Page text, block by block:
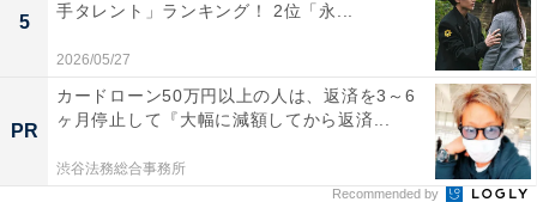
まさに地下の秘境です。
回答者からは「冬は洞内が安定した気温で、神秘的な氷
柱と静寂を楽しめるため」（20代女性／長崎県）、「異
世界な感じがある」（20代女性／兵庫県）、「日原鍾乳
洞に冬行きたい理由は、年間を通じて約11℃に保たれる
5
手タレント」ランキング！ 2位「永...
2026/05/27
PR
カードローン50万円以上の人は、返済を3～6
ヶ月停止して『大幅に減額してから返済...
渋谷法務総合事務所
Recommended by